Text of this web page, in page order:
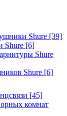
Shure [39]
Shure [6]
Shure
Shure [6]
[45]
комнат